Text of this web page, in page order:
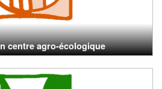
centre agro-écologique